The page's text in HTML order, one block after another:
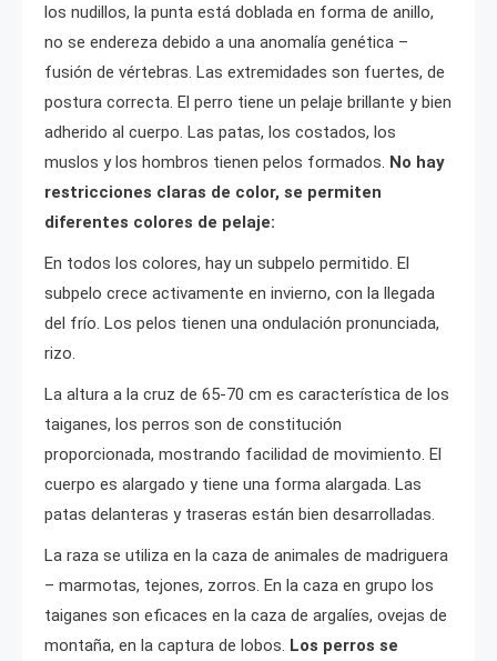
los nudillos, la punta está doblada en forma de anillo,
no se endereza debido a una anomalía genética –
fusión de vértebras. Las extremidades son fuertes, de
postura correcta. El perro tiene un pelaje brillante y bien
adherido al cuerpo. Las patas, los costados, los
muslos y los hombros tienen pelos formados. No hay
restricciones claras de color, se permiten
diferentes colores de pelaje:
En todos los colores, hay un subpelo permitido. El
subpelo crece activamente en invierno, con la llegada
del frío. Los pelos tienen una ondulación pronunciada,
rizo.
La altura a la cruz de 65-70 cm es característica de los
taiganes, los perros son de constitución
proporcionada, mostrando facilidad de movimiento. El
cuerpo es alargado y tiene una forma alargada. Las
patas delanteras y traseras están bien desarrolladas.
La raza se utiliza en la caza de animales de madriguera
– marmotas, tejones, zorros. En la caza en grupo los
taiganes son eficaces en la caza de argalíes, ovejas de
montaña, en la captura de lobos. Los perros se